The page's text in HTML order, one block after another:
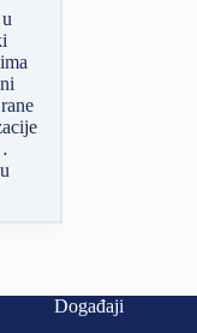
Događaji